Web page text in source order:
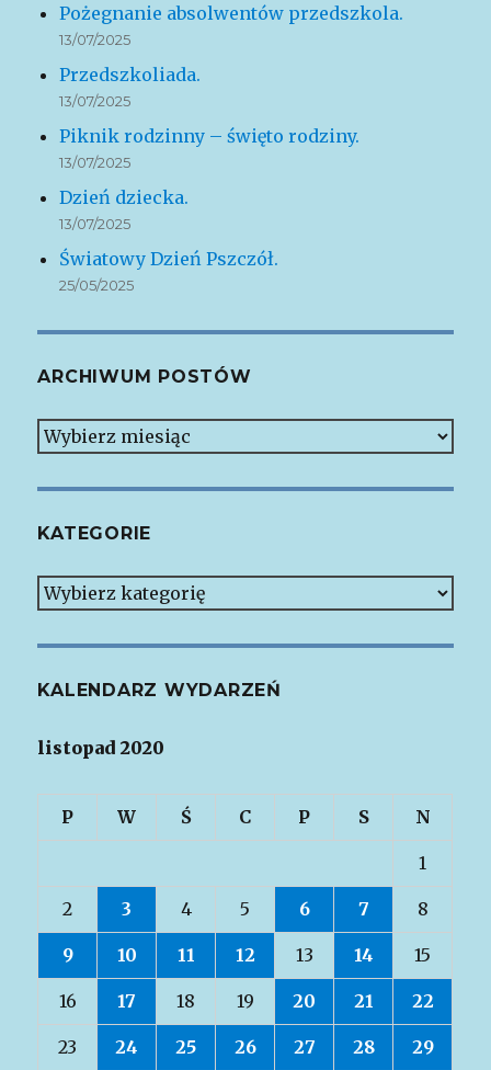
Pożegnanie absolwentów przedszkola.
13/07/2025
Przedszkoliada.
13/07/2025
Piknik rodzinny – święto rodziny.
13/07/2025
Dzień dziecka.
13/07/2025
Światowy Dzień Pszczół.
25/05/2025
ARCHIWUM POSTÓW
Archiwum
KATEGORIE
Kategorie
KALENDARZ WYDARZEŃ
listopad 2020
P W Ś C P S N
1
2 3 4 5 6 7 8
9 10 11 12 13 14 15
16 17 18 19 20 21 22
23 24 25 26 27 28 29